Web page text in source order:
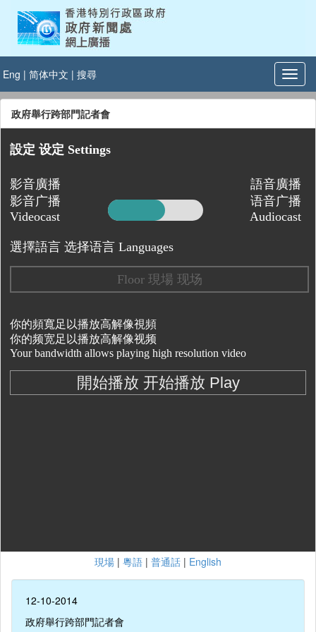
Eng | 简体中文 | 搜尋
政府舉行跨部門記者會
現場 | 粵語 | 普通話 | English
12-10-2014
政府舉行跨部門記者會